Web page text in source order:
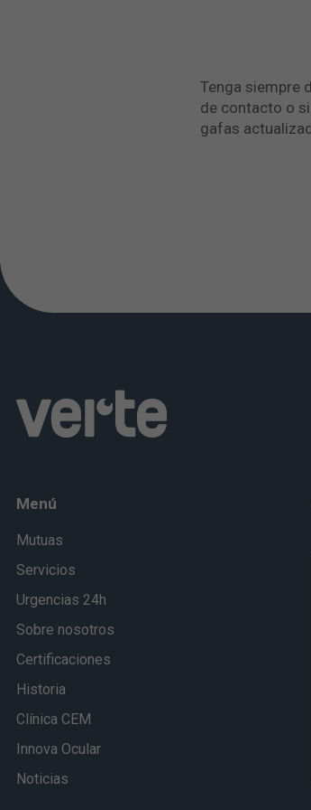
Tenga siempre
de contacto o
gafas
Menú
Mutuas
Servicios
Urgencias 24h
Sobre nosotros
Certificaciones
Historia
Clínica CEM
Innova Ocular
Noticias